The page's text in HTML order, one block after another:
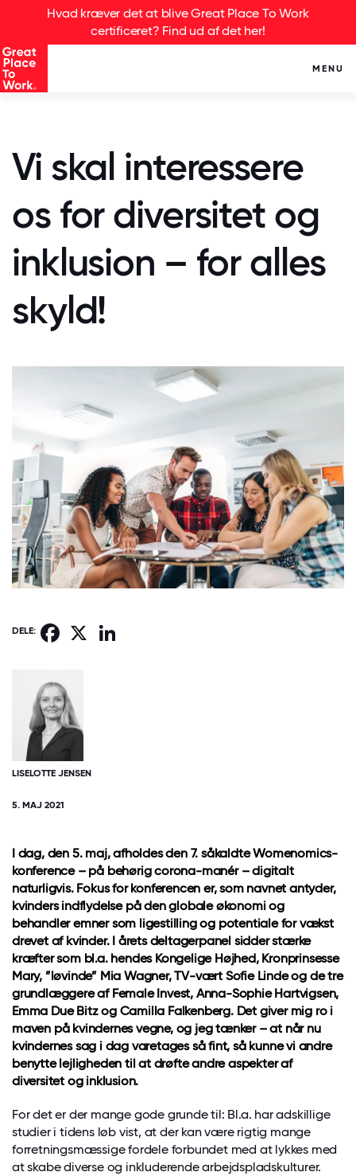
Hvad kræver det at blive Great Place To Work
certificeret? Find ud af det her!
MENU
Vi skal interessere
os for diversitet og
inklusion – for alles
skyld!
DELE: Facebook
LISELOTTE JENSEN
5. MAJ 2021
I dag, den 5. maj, afholdes den 7. såkaldte Womenomics-
konference – på behørig corona-manér – digitalt
naturligvis. Fokus for konferencen er, som navnet antyder,
kvinders indflydelse på den globale økonomi og
behandler emner som ligestilling og potentiale for vækst
drevet af kvinder. I årets deltagerpanel sidder stærke
kræfter som bl.a. hendes Kongelige Højhed, Kronprinsesse
Mary, ”løvinde” Mia Wagner, TV-vært Sofie Linde og de tre
grundlæggere af Female Invest, Anna-Sophie Hartvigsen,
Emma Due Bitz og Camilla Falkenberg. Det giver mig ro i
maven på kvindernes vegne, og jeg tænker – at når nu
kvindernes sag i dag varetages så fint, så kunne vi andre
benytte lejligheden til at drøfte andre aspekter af
diversitet og inklusion.
For det er der mange gode grunde til: Bl.a. har adskillige
studier i tidens løb vist, at der kan være rigtig mange
forretningsmæssige fordele forbundet med at lykkes med
at skabe diverse og inkluderende arbejdspladskulturer.